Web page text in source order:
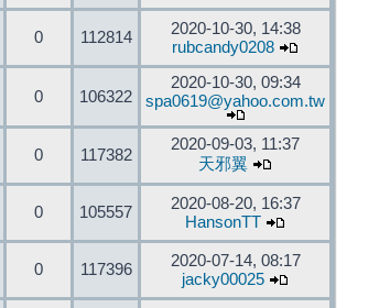
0 112814
2020-10-30, 14:38
rubcandy0208
0 106322
2020-10-30, 09:34
spa0619@yahoo.com.tw
0 117382
2020-09-03, 11:37
天邪翼
0 105557
2020-08-20, 16:37
HansonTT
0 117396
2020-07-14, 08:17
jacky00025